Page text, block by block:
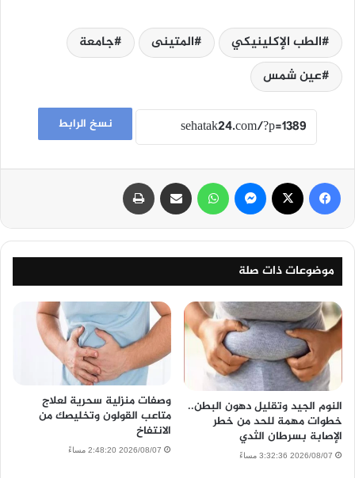
الطب الإكلينيكي المتينى
جامعة
عين شمس
نسخ الرابط
فيسبوك ماسنجر واتساب مشاركة عبر البريد
موضوعات ذات صلة
النوم الجيد وتقليل دهون البطن..
خطوات مهمة للحد من خطر
الإصابة بسرطان الثدي
2026/08/07 3:32:36 مساءً
وصفات منزلية سحرية لعلاج
متاعب القولون وتخليصك من
الانتفاخ
2026/08/07 2:48:20 مساءً